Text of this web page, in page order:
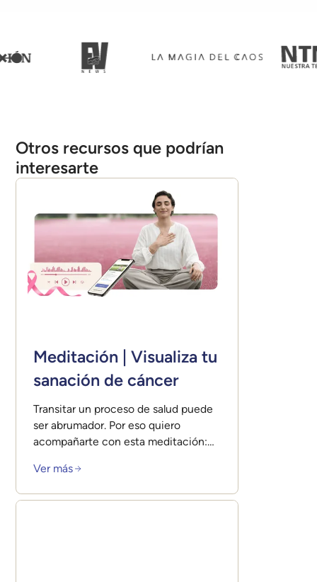
Otros recursos que podrían
interesarte
Meditación | Visualiza tu
sanación de cáncer
Transitar un proceso de salud puede
ser abrumador. Por eso quiero
acompañarte con esta meditación:
como tu aliado, activar tu energía
sanadora y recordarte que sanar no
Ver más